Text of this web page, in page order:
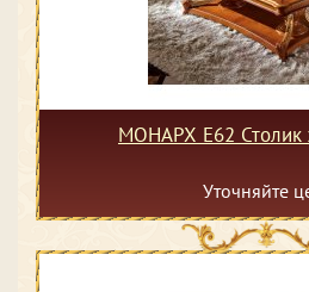
МОНАРХ Е62 Столик
Уточняйте